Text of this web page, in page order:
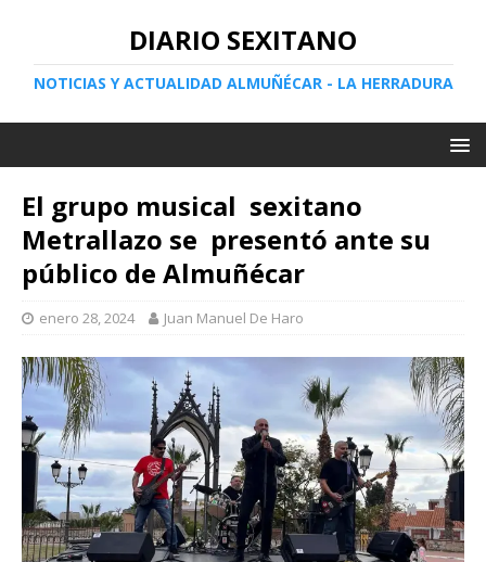
DIARIO SEXITANO
NOTICIAS Y ACTUALIDAD ALMUÑÉCAR - LA HERRADURA
El grupo musical sexitano
Metrallazo se presentó ante su
público de Almuñécar
enero 28, 2024 Juan Manuel De Haro